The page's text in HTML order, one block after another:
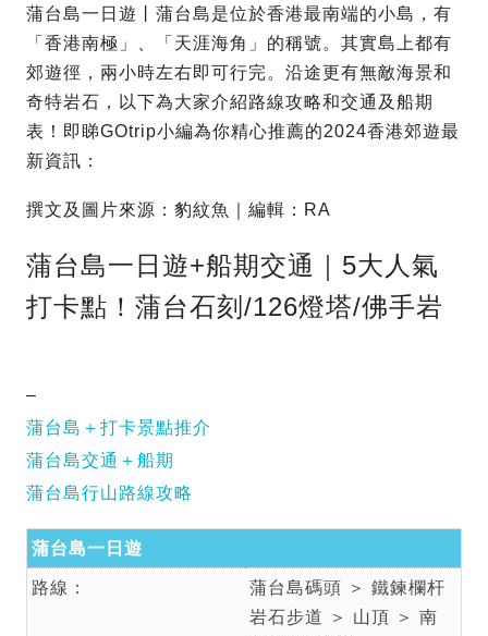
蒲台島一日遊丨蒲台島是位於香港最南端的小島，有
「香港南極」、「天涯海角」的稱號。其實島上都有
郊遊徑，兩小時左右即可行完。沿途更有無敵海景和
奇特岩石，以下為大家介紹路線攻略和交通及船期
表！即睇GOtrip小編為你精心推薦的2024香港郊遊最
新資訊：
撰文及圖片來源：豹紋魚｜編輯：RA
蒲台島一日遊+船期交通｜5大人氣
打卡點！蒲台石刻/126燈塔/佛手岩
–
蒲台島＋打卡景點推介
蒲台島交通＋船期
蒲台島行山路線攻略
蒲台島一日遊
路線：
蒲台島碼頭 ＞ 鐵鍊欄杆
岩石步道 ＞ 山頂 ＞ 南